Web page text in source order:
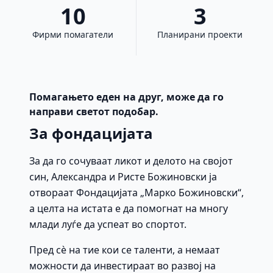
10
Фирми помагатели
3
Планирани проекти
Помагањето еден на друг, може да го
направи светот подобар.
За фондацијата
За да го сочуваат ликот и делото на својот
син, Александра и Ристе Божиновски ја
отвораат Фондацијата „Марко Божиновски“,
а целта на истата е да помогнат на многу
млади луѓе да успеат во спортот.
Пред сè на тие кои се таленти, а немаат
можности да инвестираат во развој на